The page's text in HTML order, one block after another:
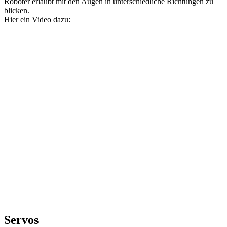
blicken.
Hier ein Video dazu:
Servos